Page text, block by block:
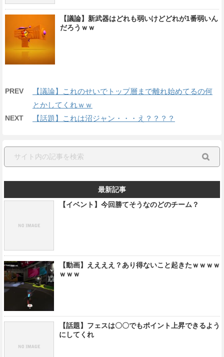
【議論】新武器はどれも弱いけどどれが1番弱いん
だろうｗｗ
PREV
【議論】これのせいでトップ層まで離れ始めてるの何
とかしてくれｗｗ
NEXT 【話題】これは沼ジャン・・・え？？？？
最新記事
【イベント】今回勝てそうなのどのチーム？
【動画】ええええ？あり得ないこと起きたｗｗｗｗ
ｗｗｗ
【話題】フェスは〇〇でもポイント上昇できるよう
にしてくれ